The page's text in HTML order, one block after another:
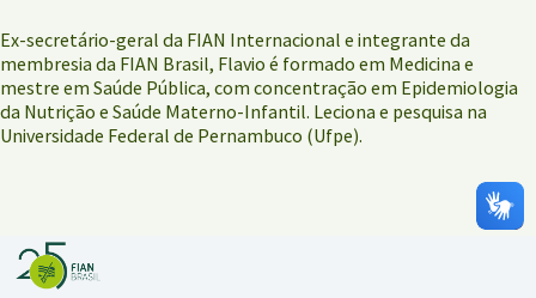
Ex-secretário-geral da FIAN Internacional e integrante da
membresia da FIAN Brasil, Flavio é formado em Medicina e
mestre em Saúde Pública, com concentração em Epidemiologia
da Nutrição e Saúde Materno-Infantil. Leciona e pesquisa na
Universidade Federal de Pernambuco (Ufpe).